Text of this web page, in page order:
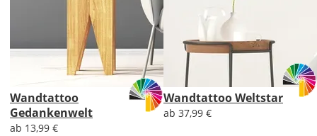
Wandtattoo
Gedankenwelt
ab 13,99 €
Wandtattoo Weltstar
ab 37,99 €